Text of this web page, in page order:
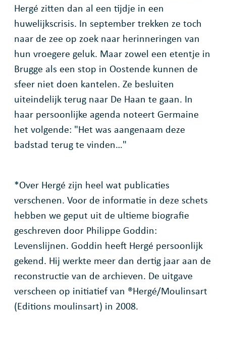
Hergé zitten dan al een tijdje in een
huwelijkscrisis. In september trekken ze toch
naar de zee op zoek naar herinneringen van
hun vroegere geluk. Maar zowel een etentje in
Brugge als een stop in Oostende kunnen de
sfeer niet doen kantelen. Ze besluiten
uiteindelijk terug naar De Haan te gaan. In
haar persoonlijke agenda noteert Germaine
het volgende: "Het was aangenaam deze
badstad terug te vinden…"
*Over Hergé zijn heel wat publicaties
verschenen. Voor de informatie in deze schets
hebben we geput uit de ultieme biografie
geschreven door Philippe Goddin:
Levenslijnen. Goddin heeft Hergé persoonlijk
gekend. Hij werkte meer dan dertig jaar aan de
reconstructie van de archieven. De uitgave
verscheen op initiatief van ®Hergé/Moulinsart
(Editions moulinsart) in 2008.